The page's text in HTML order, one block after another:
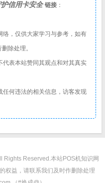
信用卡安全链接 ：
络，仅供大家学习与参考，如有
除处理。
代表本站赞同其观点和对其真实
任何违法的相关信息，访客发现
Rights Reserved.本站POS机知识网
权益，请联系我们及时作删除处理